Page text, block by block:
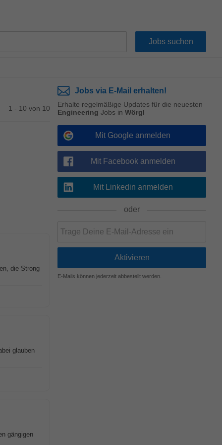
1 - 10 von 10
die Strong
glauben
gängigen
Jobs via E-Mail erhalten!
Erhalte regelmäßige Updates für die neuesten
Engineering Jobs in Wörgl
Mit Google anmelden
Mit Facebook anmelden
Mit Linkedin anmelden
oder
E-Mails können jederzeit abbestellt werden.